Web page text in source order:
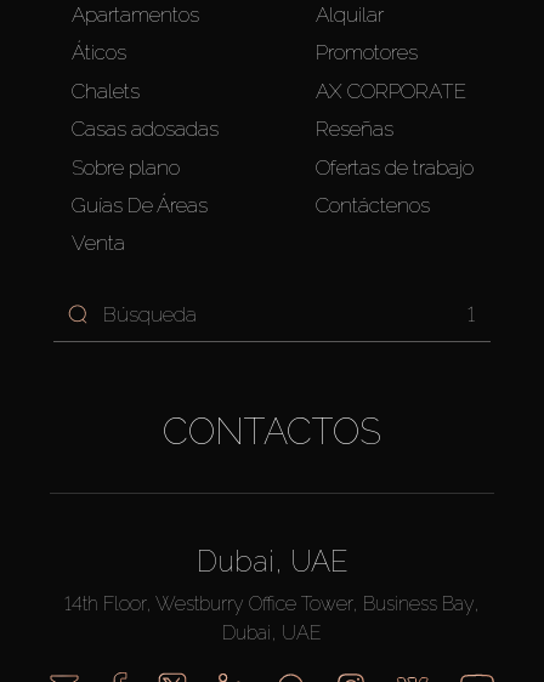
Apartamentos
Áticos
Chalets
Casas adosadas
Sobre plano
Guías De Áreas
Venta
Alquilar
Promotores
AX CORPORATE
Reseñas
Ofertas de trabajo
Contáctenos
1
CONTACTOS
Dubai, UAE
14th Floor, Westburry Office Tower, Business Bay,
Dubai, UAE